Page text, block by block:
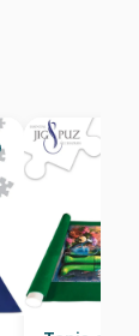
en France